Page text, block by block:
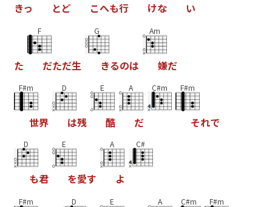
きっ とど こへも行 けな い
た
F
だただ生
G
きるのは
Am
嫌だ
F#m
世界
D
は残
E
酷
A
だ
C#m F#m
それで
D
も君
E
を愛す
A
よ
C#
F#m D E A C#m F#m